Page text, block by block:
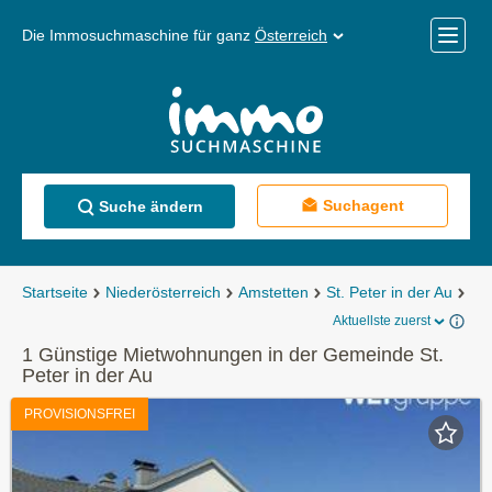
Die Immosuchmaschine für ganz Österreich
Menü
Suche ändern Suchagent
Startseite Niederösterreich Amstetten St. Peter in der Au
Aktuellste zuerst
1 Günstige Mietwohnungen in der Gemeinde St.
Peter in der Au
PROVISIONSFREI